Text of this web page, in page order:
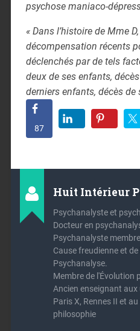
psychose maniaco-
« Dans l’histoire de Mme
décompensation récents
déclenchés par de tels
deux de ses enfants,
derniers enfants, décès de
87
Huit Intérieur
Psychanalyste et
Docteur en
Psychanalyste
Cause freudienne et
Psychanalyse.
Membre de l'Évolution
Ancien enseignant aux
Paris X, Rennes II et
philosophie